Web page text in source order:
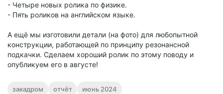
- Четыре новых ролика по физике.
- Пять роликов на английском языке.
А ещё мы изготовили детали (на фото) для любопытной
конструкции, работающей по принципу резонансной
подкачки. Сделаем хороший ролик по этому поводу и
опубликуем его в августе!
закадром отчёт июнь 2024